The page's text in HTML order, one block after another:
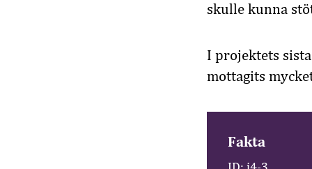
skulle kunna
I projektets
mottagits
Fakta